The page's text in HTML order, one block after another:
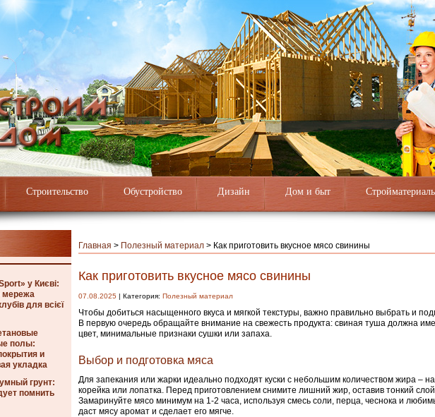
Строительство Обустройство Дизайн Дом и быт
у Києві:
мережа
для всієї
полы:
и
укладка
грунт:
помнить
Главная > Полезный материал > Как приготовить вкусное мясо свинины
Как приготовить вкусное мясо свинины
07.08.2025 | Категория: Полезный материал
Чтобы добиться насыщенного вкуса и мягкой текстуры, важно правильно выбрать и
В первую очередь обращайте внимание на свежесть продукта: свиная туша должна
цвет, минимальные признаки сушки или запаха.
Выбор и подготовка мяса
Для запекания или жарки идеально подходят куски с небольшим количеством жира –
корейка или лопатка. Перед приготовлением снимите лишний жир, оставив тонкий
Замаринуйте мясо минимум на 1-2 часа, используя смесь соли, перца, чеснока и
даст мясу аромат и сделает его мягче.